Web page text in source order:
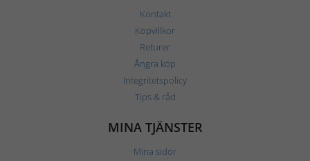
Kontakt
Köpvillkor
Returer
Ångra köp
Integritetspolicy
Tips & råd
MINA TJÄNSTER
Mina sidor